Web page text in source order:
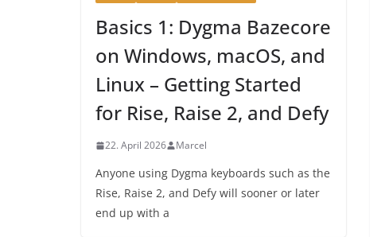
Basics 1: Dygma Bazecore
on Windows, macOS, and
Linux – Getting Started
for Rise, Raise 2, and Defy
22. April 2026 Marcel
Anyone using Dygma keyboards such as the
Rise, Raise 2, and Defy will sooner or later
end up with a